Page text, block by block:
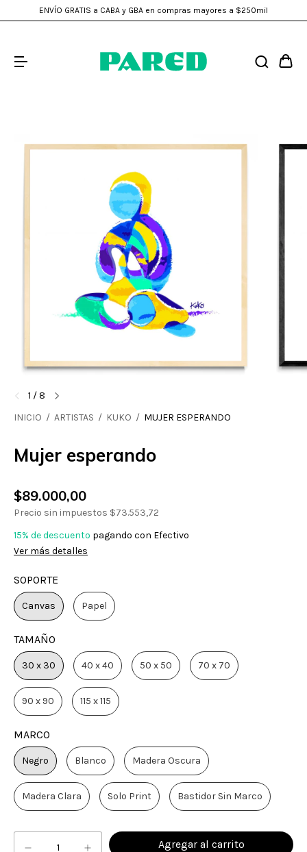
ENVÍO GRATIS a CABA y GBA en compras mayores a $250mil
1 /8
INICIO / ARTISTAS / KUKO / MUJER ESPERANDO
Mujer esperando
$89.000,00
Precio sin impuestos $73.553,72
15% de descuento pagando con Efectivo
Ver más detalles
SOPORTE
Canvas Papel
TAMAÑO
30 x 30 40 x 40 50 x 50 70 x 70
90 x 90 115 x 115
MARCO
Negro Blanco Madera Oscura
Madera Clara Solo Print Bastidor Sin Marco